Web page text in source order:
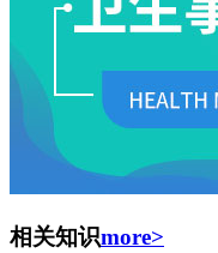
相关知识more>